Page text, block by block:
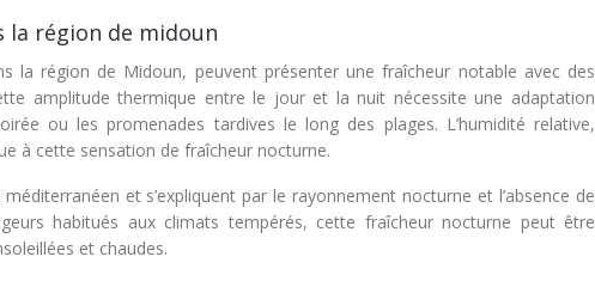
région de midoun
la région de Midoun, peuvent présenter une fraîcheur notable avec des
amplitude thermique entre le jour et la nuit nécessite une adaptation
ou les promenades tardives le long des plages. L’humidité relative,
à cette sensation de fraîcheur nocturne.
et s’expliquent par le rayonnement nocturne et l’absence de
habitués aux climats tempérés, cette fraîcheur nocturne peut être
et chaudes.